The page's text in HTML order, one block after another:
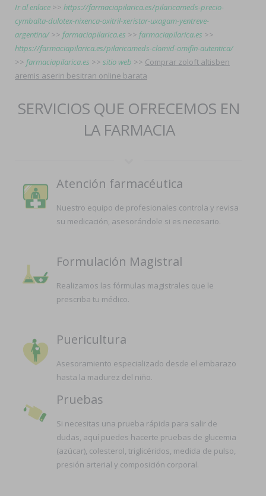
Ir al enlace >> https://farmaciapilarica.es/pilaricameds-precio-
cymbalta-dulotex-nixenca-oxitril-xeristar-uxagam-yentreve-
argentina/>> farmaciapilarica.es >> farmaciapilarica.es >>
https://farmaciapilarica.es/pilaricameds-clomid-omifin-autentica/
>> farmaciapilarica.es >> sitio web >> Comprar zoloft altisben
aremis aserin besitran online barata
SERVICIOS QUE OFRECEMOS EN
LA FARMACIA
Atención farmacéutica
Nuestro equipo de profesionales controla y revisa
su medicación, asesorándole si es necesario.
Formulación Magistral
Realizamos las fórmulas magistrales que le
prescriba tu médico.
Puericultura
Asesoramiento especializado desde el embarazo
hasta la madurez del niño.
Pruebas
Si necesitas una prueba rápida para salir de
dudas, aquí puedes hacerte pruebas de glucemia
(azúcar), colesterol, triglicéridos, medida de pulso,
presión arterial y composición corporal.